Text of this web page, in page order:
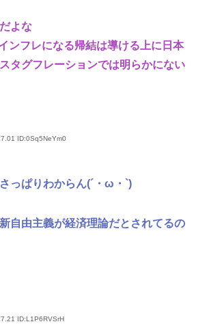
よな
ンフレになる帰結は導ける上に日本
タグフレーションでは明らかにない
ID:0Sq5NeYm0
っぱりわからん(´・ω・`)
自由主義が経済理論だとされてるの
ID:L1P6RVSrH